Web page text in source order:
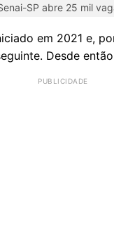
SP abre 25 mil
em 2021 e,
Desde